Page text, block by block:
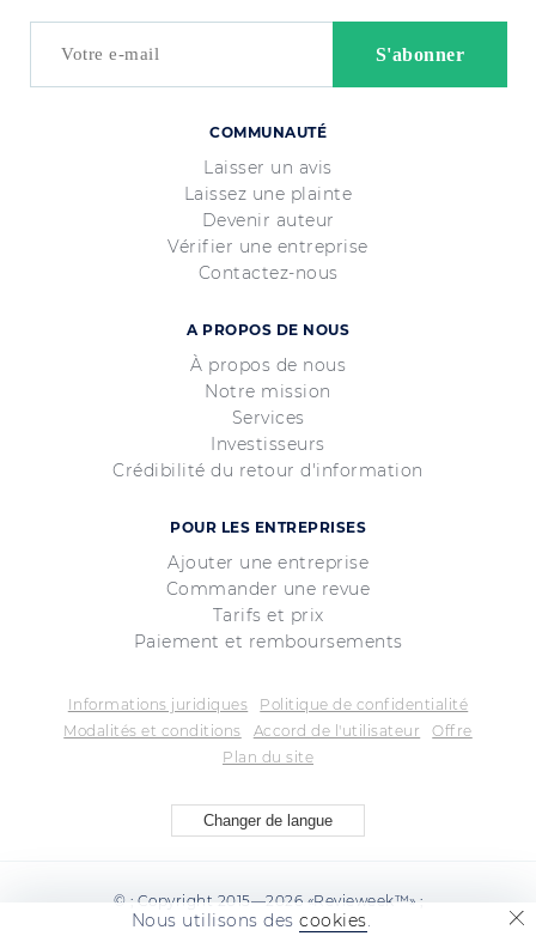
COMMUNAUTÉ
Laisser un avis
Laissez une plainte
Devenir auteur
Vérifier une entreprise
Contactez-nous
A PROPOS DE NOUS
À propos de nous
Notre mission
Services
Investisseurs
Crédibilité du retour d'information
POUR LES ENTREPRISES
Ajouter une entreprise
Commander une revue
Tarifs et prix
Paiement et remboursements
Informations juridiques
Politique de confidentialité
Modalités et conditions
Accord de l'utilisateur
Offre
Plan du site
Changer de langue
© ; Copyright 2015—2026 «Revieweek™» ;
Nous utilisons descookies.